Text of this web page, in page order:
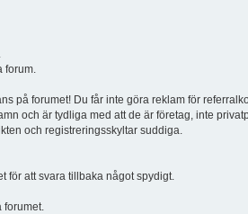
på forumet! Du får inte göra reklam för
och är tydliga med att de är företag, inte
och registreringsskyltar suddiga.
för att svara tillbaka något spydigt.